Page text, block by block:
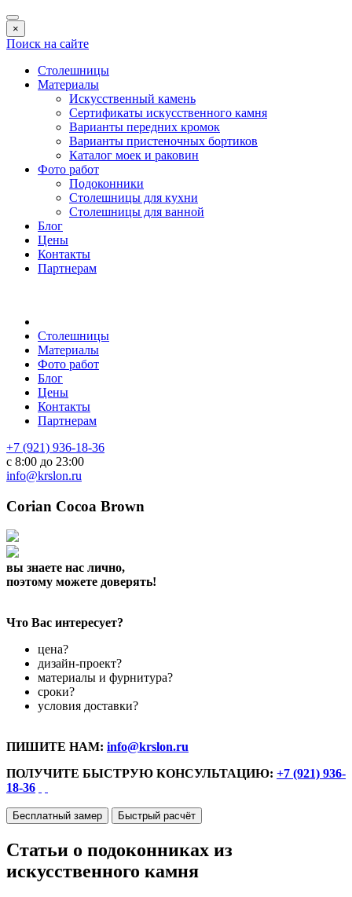
×
Поиск на сайте
Столешницы
Материалы
Искусственный камень
Сертификаты искусственного камня
Варианты передних кромок
Варианты пристеночных бортиков
Каталог моек и раковин
Фото работ
Подоконники
Столешницы для кухни
Столешницы для ванной
Блог
Цены
Контакты
Партнерам
Столешницы
Материалы
Фото работ
Блог
Цены
Контакты
Партнерам
+7 (921) 936-18-36
с 8:00 до 23:00
info@krslon.ru
Corian Cocoa Brown
вы знаете нас лично,
поэтому можете доверять!
Что Вас интересует?
цена?
дизайн-проект?
материалы и фурнитура?
сроки?
условия доставки?
ПИШИТЕ НАМ: info@krslon.ru
ПОЛУЧИТЕ БЫСТРУЮ КОНСУЛЬТАЦИЮ: +7 (921) 936-
18-36
Бесплатный замер Быстрый расчёт
Статьи о подоконниках из
искусственного камня